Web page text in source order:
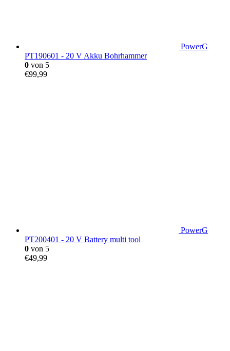
PowerG
PT190601 - 20 V Akku Bohrhammer
0 von 5
€99,99
PowerG
PT200401 - 20 V Battery multi tool
0 von 5
€49,99